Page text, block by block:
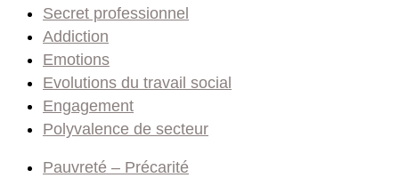
Secret professionnel
Addiction
Emotions
Evolutions du travail social
Engagement
Polyvalence de secteur
Pauvreté – Précarité